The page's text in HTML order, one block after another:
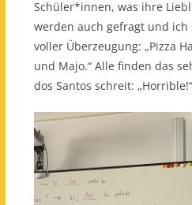
Schüler*innen, was ihre
werden auch gefragt und ich
voller Überzeugung: „Pizza
und Majo.“ Alle finden das
dos Santos schreit: „Horrible!“